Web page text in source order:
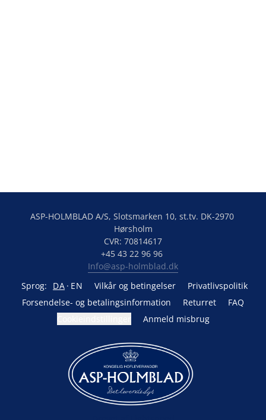
ASP-HOLMBLAD A/S, Slotsmarken 10, st.tv. DK-2970
Hørsholm
CVR: 70814617
Info@asp-holmblad.dk
Sprog:
DA EN Vilkår og betingelser
Privatlivspolitik
Forsendelse- og betalingsinformation
Returret
FAQ
Anmeld misbrug